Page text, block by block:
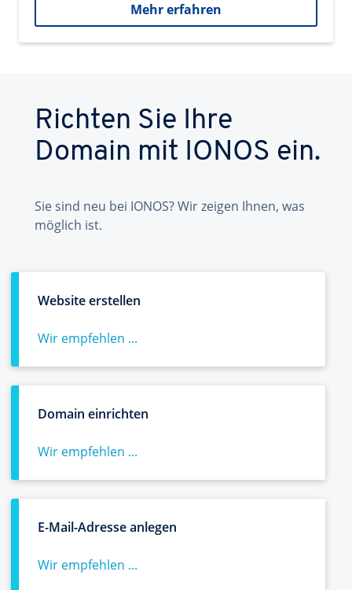
Mehr erfahren
Richten Sie Ihre
Domain mit IONOS ein.
Sie sind neu bei IONOS? Wir zeigen Ihnen, was
möglich ist.
Website erstellen
Wir empfehlen ...
Domain einrichten
Wir empfehlen ...
E-Mail-Adresse anlegen
Wir empfehlen ...